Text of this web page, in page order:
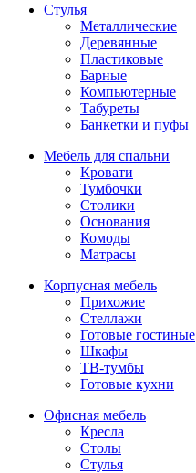
Стулья
Металлические
Деревянные
Пластиковые
Барные
Компьютерные
Табуреты
Банкетки и пуфы
Мебель для спальни
Кровати
Тумбочки
Столики
Основания
Комоды
Матрасы
Корпусная мебель
Прихожие
Стеллажи
Готовые гостиные
Шкафы
ТВ-тумбы
Готовые кухни
Офисная мебель
Кресла
Столы
Стулья